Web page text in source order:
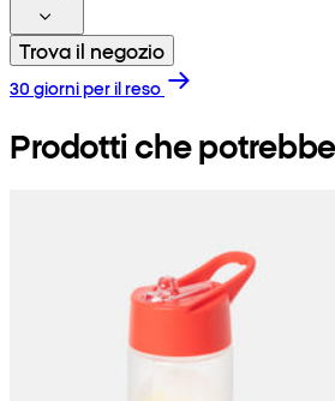
Trova il negozio
30 giorni per il reso
Prodotti che